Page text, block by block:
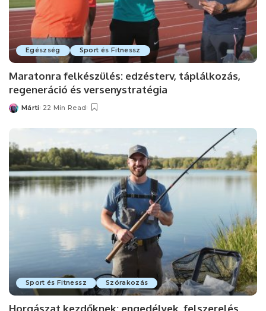
Egészség Sport és Fitnessz
Maratonra felkészülés: edzésterv, táplálkozás,
regeneráció és versenystratégia
Posted
Márti 22 Min Read
Sport és Fitnessz Szórakozás